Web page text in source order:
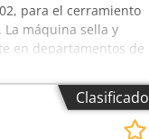
para el cerramiento
máquina sella y
en departamentos de
6 - 13 mm -
230 V - Envío:
Clasificado